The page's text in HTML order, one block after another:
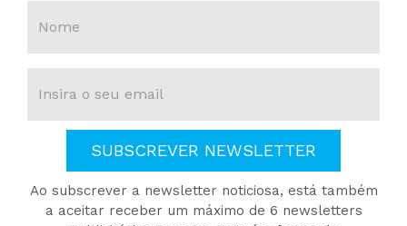
SUBSCREVER NEWSLETTER
Ao subscrever a newsletter noticiosa, está também
a aceitar receber um máximo de 6 newsletters